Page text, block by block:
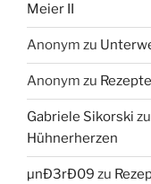
Meier II
Anonym zu
Anonym zu
Gabriele Sikorski zu
Hühnerherzen
µnÐ3rÐ09 zu